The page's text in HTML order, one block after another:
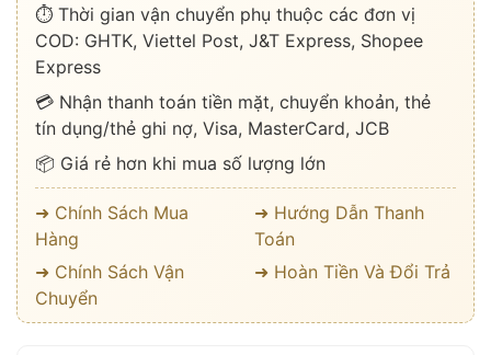
⏱️ Thời gian vận chuyển phụ thuộc các đơn vị
COD: GHTK, Viettel Post, J&T Express, Shopee
Express
💳 Nhận thanh toán tiền mặt, chuyển khoản, thẻ
tín dụng/thẻ ghi nợ, Visa, MasterCard, JCB
📦 Giá rẻ hơn khi mua số lượng lớn
➜ Chính Sách Mua
Hàng
➜ Hướng Dẫn Thanh
Toán
➜ Chính Sách Vận
Chuyển
➜ Hoàn Tiền Và Đổi Trả